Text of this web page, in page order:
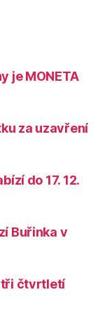
je MONETA
za uzavření
do 17. 12.
Buřinka v
tři čtvrtletí